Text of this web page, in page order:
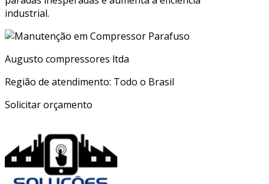
industrial.
Augusto compressores ltda
Região de atendimento: Todo o Brasil
Solicitar orçamento